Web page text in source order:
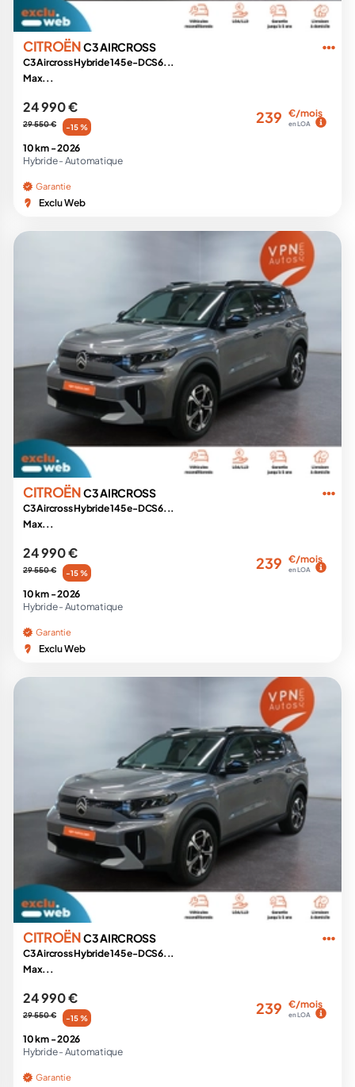
CITROËNC3 AIRCROSS
C3 Aircross Hybride 145 e-DCS6...
Max...
24 990 €
29 550 € -15 %
239 €/mois
en LOA
10 km -2026
Hybride - Automatique
Garantie
Exclu Web
CITROËNC3 AIRCROSS
C3 Aircross Hybride 145 e-DCS6...
Max...
24 990 €
29 550 € -15 %
239 €/mois
en LOA
10 km -2026
Hybride - Automatique
Garantie
Exclu Web
CITROËNC3 AIRCROSS
C3 Aircross Hybride 145 e-DCS6...
Max...
24 990 €
29 550 € -15 %
239 €/mois
en LOA
10 km -2026
Hybride - Automatique
Garantie